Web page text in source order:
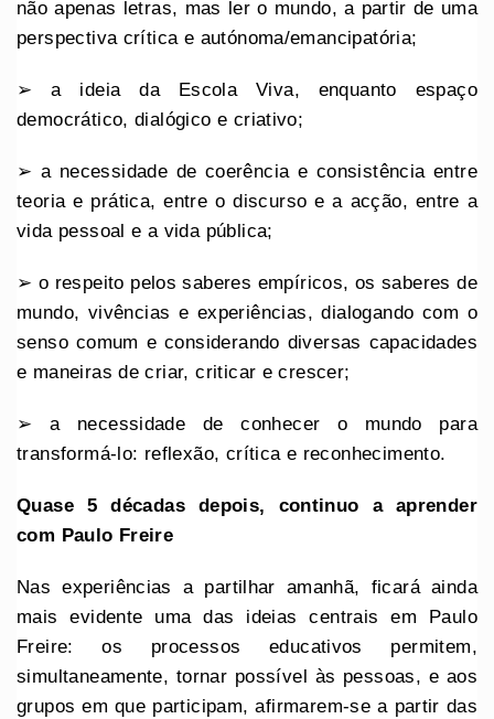
não apenas letras, mas ler o mundo, a partir de uma
perspectiva crítica e autónoma/emancipatória;
➢ a ideia da Escola Viva, enquanto espaço
democrático, dialógico e criativo;
➢ a necessidade de coerência e consistência entre
teoria e prática, entre o discurso e a acção, entre a
vida pessoal e a vida pública;
➢ o respeito pelos saberes empíricos, os saberes de
mundo, vivências e experiências, dialogando com o
senso comum e considerando diversas capacidades
e maneiras de criar, criticar e crescer;
➢ a necessidade de conhecer o mundo para
transformá-lo: reflexão, crítica e reconhecimento.
Quase 5 décadas depois, continuo a aprender
com Paulo Freire
Nas experiências a partilhar amanhã, ficará ainda
mais evidente uma das ideias centrais em Paulo
Freire: os processos educativos permitem,
simultaneamente, tornar possível às pessoas, e aos
grupos em que participam, afirmarem-se a partir das